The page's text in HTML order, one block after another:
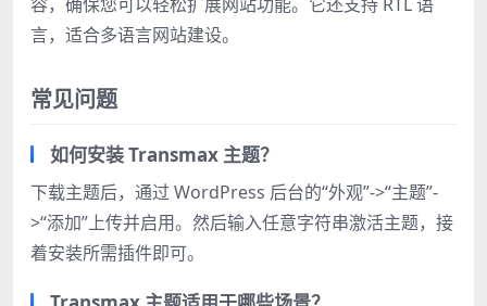
言，适合多语言网站建设。
常见问题
如何安装 Transmax 主题？
下载主题后，通过 WordPress 后台的“外观”->“主题”-
>“添加”上传并启用。然后输入任意字符串激活主题，接
着安装所需插件即可。